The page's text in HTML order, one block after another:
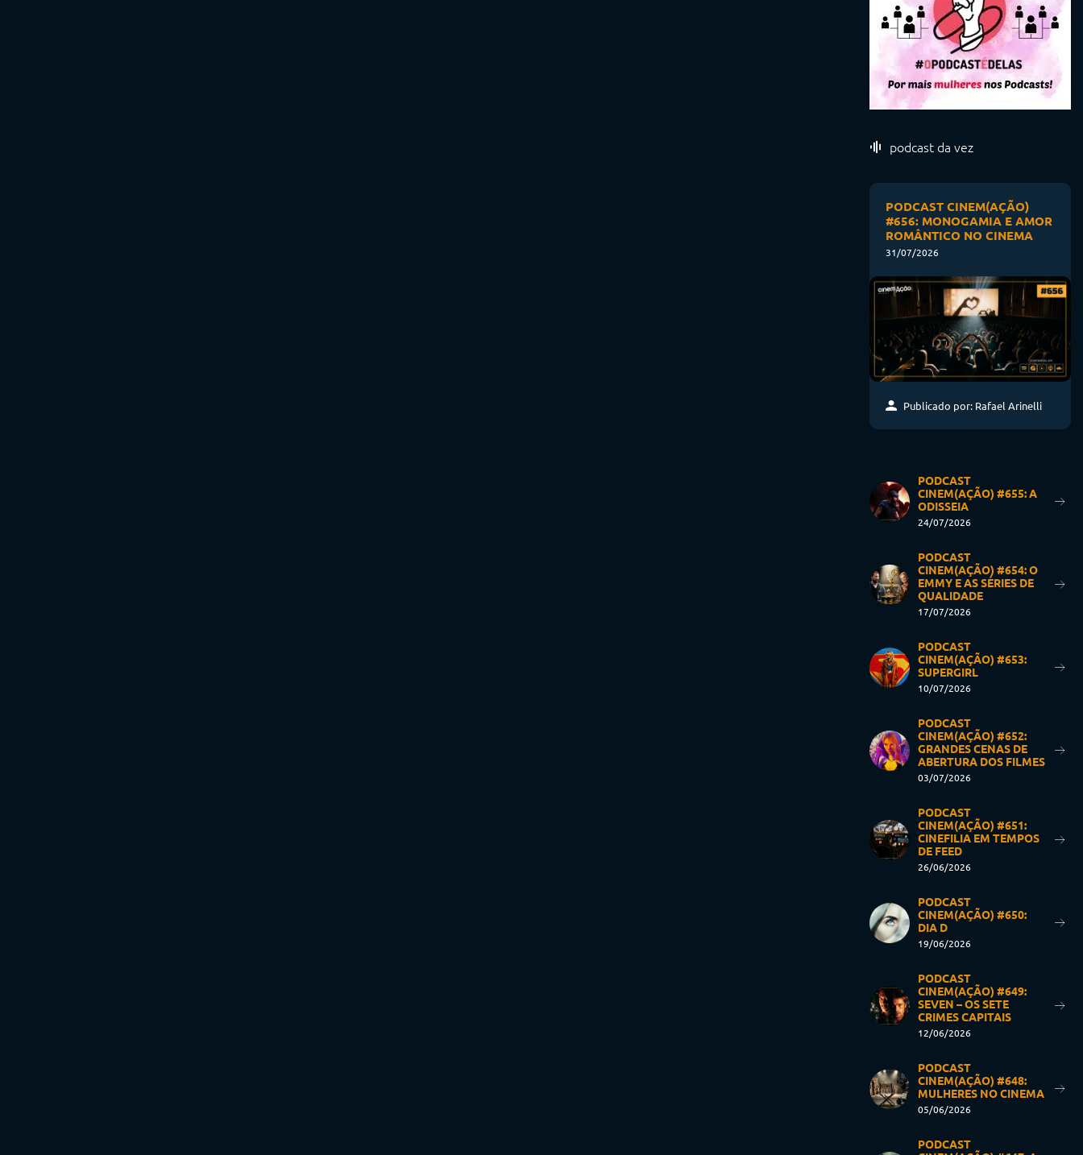
podcast da vez
PODCAST CINEM(AÇÃO)
#656: MONOGAMIA E AMOR
ROMÂNTICO NO CINEMA
31/07/2026
Publicado por: Rafael Arinelli
PODCAST
CINEM(AÇÃO) #655: A
ODISSEIA
24/07/2026
PODCAST
CINEM(AÇÃO) #654: O
EMMY E AS SÉRIES DE
QUALIDADE
17/07/2026
PODCAST
CINEM(AÇÃO) #653:
SUPERGIRL
10/07/2026
PODCAST
CINEM(AÇÃO) #652:
GRANDES CENAS DE
ABERTURA DOS FILMES
03/07/2026
PODCAST
CINEM(AÇÃO) #651:
CINEFILIA EM TEMPOS
DE FEED
26/06/2026
PODCAST
CINEM(AÇÃO) #650:
DIA D
19/06/2026
PODCAST
CINEM(AÇÃO) #649:
SEVEN – OS SETE
CRIMES CAPITAIS
12/06/2026
PODCAST
CINEM(AÇÃO) #648:
MULHERES NO CINEMA
05/06/2026
PODCAST